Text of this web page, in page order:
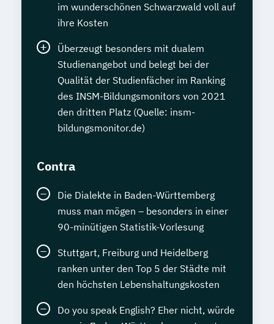
im wunderschönen Schwarzwald voll auf
ihre Kosten
Überzeugt besonders mit dualem
Studienangebot und belegt bei der
Qualität der Studienfächer im Ranking
des INSM-Bildungsmonitors von 2021
den dritten Platz (Quelle: insm-
bildungsmonitor.de)
Contra
Die Dialekte in Baden-Württemberg
muss man mögen – besonders in einer
90-minütigen Statistik-Vorlesung
Stuttgart, Freiburg und Heidelberg
ranken unter den Top 5 der Städte mit
den höchsten Lebenshaltungskosten
Do you speak English? Eher nicht, würde